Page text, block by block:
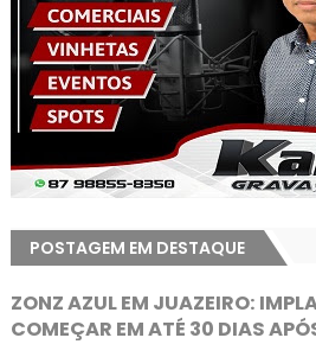
POSTAGEM EM DESTAQUE
ZONZ AZUL EM JUAZEIRO:
COMEÇAR EM ATÉ 30 DIAS